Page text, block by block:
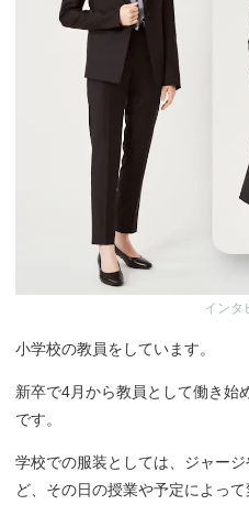
インタ
小学校の教員をしています。
新卒で4月から教員として働き始
です。
学校での服装としては、ジャー
ど、その日の授業や予定によって